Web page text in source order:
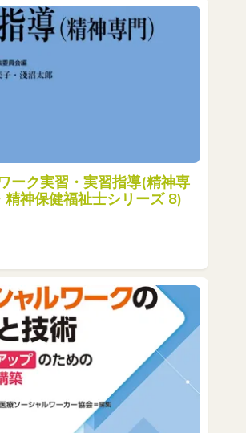
ーク実習・実習指導(精神専
神保健福祉士シリーズ 8)